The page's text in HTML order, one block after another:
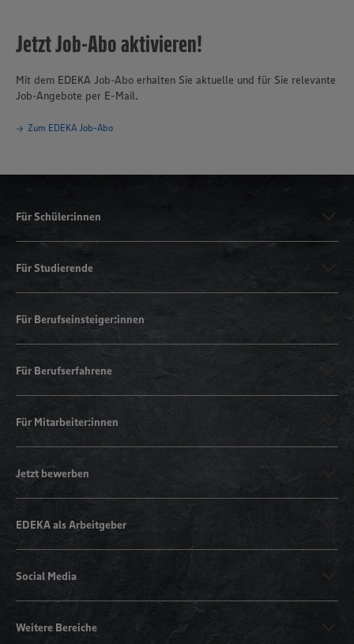
Jetzt Job-Abo aktivieren!
Mit dem EDEKA Job-Abo erhalten Sie aktuelle und für Sie relevante
Job-Angebote per E-Mail.
Zum EDEKA Job-Abo
Für Schüler:innen
Für Studierende
Für Berufseinsteiger:innen
Für Berufserfahrene
Für Mitarbeiter:innen
Jetzt bewerben
EDEKA als Arbeitgeber
Social Media
Weitere Bereiche